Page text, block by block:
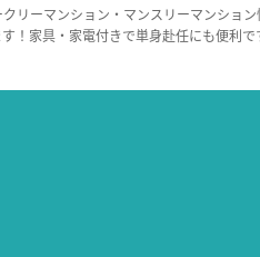
リーマンション・マンスリーマンショ
！家具・家電付きで単身赴任にも便利で